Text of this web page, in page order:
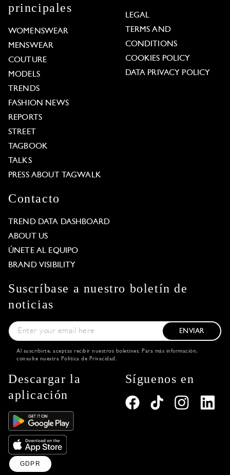
principales
WOMENSWEAR
MENSWEAR
COUTURE
MODELS
TRENDS
FASHION NEWS
REPORTS
STREET
TAGBOOK
TALKS
PRESS ABOUT TAGWALK
LEGAL
TERMS AND
CONDITIONS
COOKIES POLICY
DATA PRIVACY POLICY
Contacto
TREND DATA DASHBOARD
ABOUT US
ÚNETE AL EQUIPO
BRAND VISIBILITY
Suscríbase a nuestro boletín de
noticias
ENVIAR
Al suscribirte, aceptas recibir nuestros boletines. Para más información,
consulte nuestra Política de Privacidad .
Descargar la
aplicación
Síguenos en
GDPR